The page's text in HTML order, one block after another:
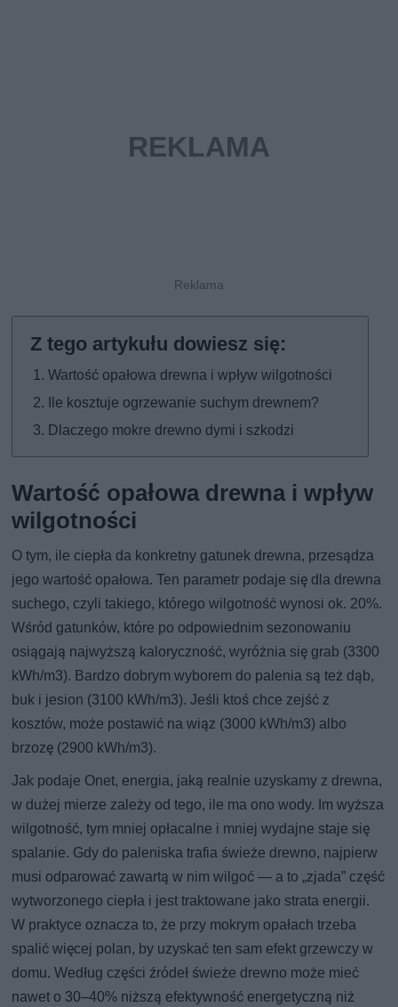
Wartość opałowa drewna i wpływ wilgotności
Ile kosztuje ogrzewanie suchym drewnem?
Dlaczego mokre drewno dymi i szkodzi
Wartość opałowa drewna i wpływ
wilgotności
O tym, ile ciepła da konkretny gatunek drewna, przesądza
jego wartość opałowa. Ten parametr podaje się dla drewna
suchego, czyli takiego, którego wilgotność wynosi ok. 20%.
Wśród gatunków, które po odpowiednim sezonowaniu
osiągają najwyższą kaloryczność, wyróżnia się grab (3300
kWh/m3). Bardzo dobrym wyborem do palenia są też dąb,
buk i jesion (3100 kWh/m3). Jeśli ktoś chce zejść z
kosztów, może postawić na wiąz (3000 kWh/m3) albo
brzozę (2900 kWh/m3).
Jak podaje Onet, energia, jaką realnie uzyskamy z drewna,
w dużej mierze zależy od tego, ile ma ono wody. Im wyższa
wilgotność, tym mniej opłacalne i mniej wydajne staje się
spalanie. Gdy do paleniska trafia świeże drewno, najpierw
musi odparować zawartą w nim wilgoć — a to „zjada” część
wytworzonego ciepła i jest traktowane jako strata energii.
W praktyce oznacza to, że przy mokrym opałach trzeba
spalić więcej polan, by uzyskać ten sam efekt grzewczy w
domu. Według części źródeł świeże drewno może mieć
nawet o 30–40% niższą efektywność energetyczną niż